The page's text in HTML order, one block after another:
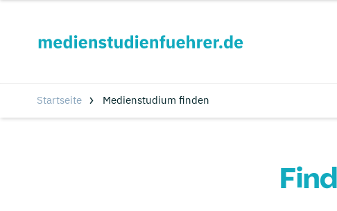
Startseite Medienstudium finden